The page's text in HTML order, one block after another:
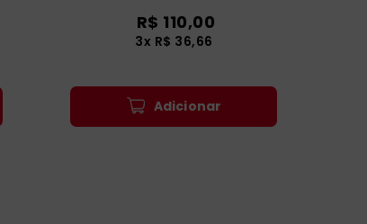
R$ 110,00
3x R$ 36,66
Adicionar